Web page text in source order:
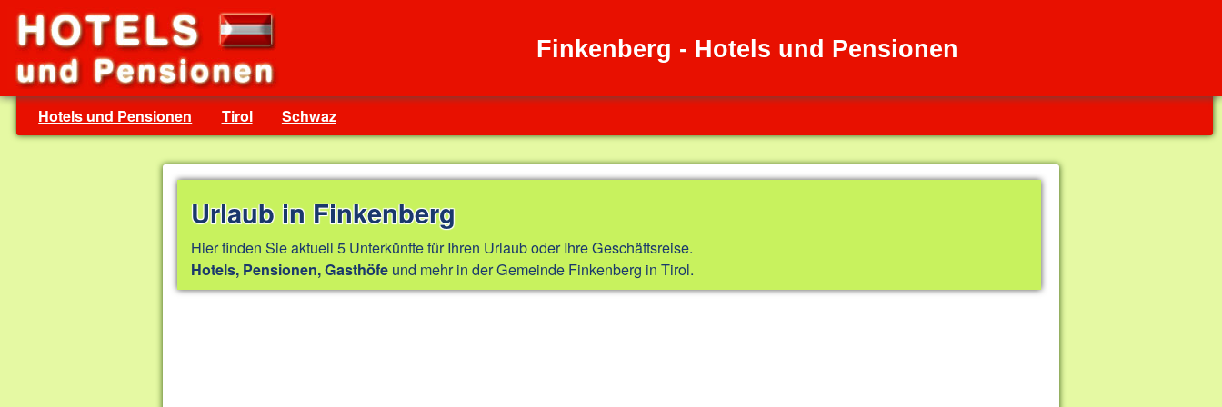
Finkenberg - Hotels und Pensionen
Hotels und Pensionen Tirol Schwaz
Urlaub in Finkenberg
Hier finden Sie aktuell 5 Unterkünfte für Ihren Urlaub oder Ihre Geschäftsreise.
Hotels, Pensionen, Gasthöfe und mehr in der Gemeinde Finkenberg in Tirol.